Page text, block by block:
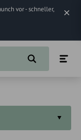
vor - schneller,